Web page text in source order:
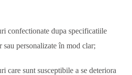
confectionate dupa specificatiile
sau personalizate în mod clar;
care sunt susceptibile a se deteriora